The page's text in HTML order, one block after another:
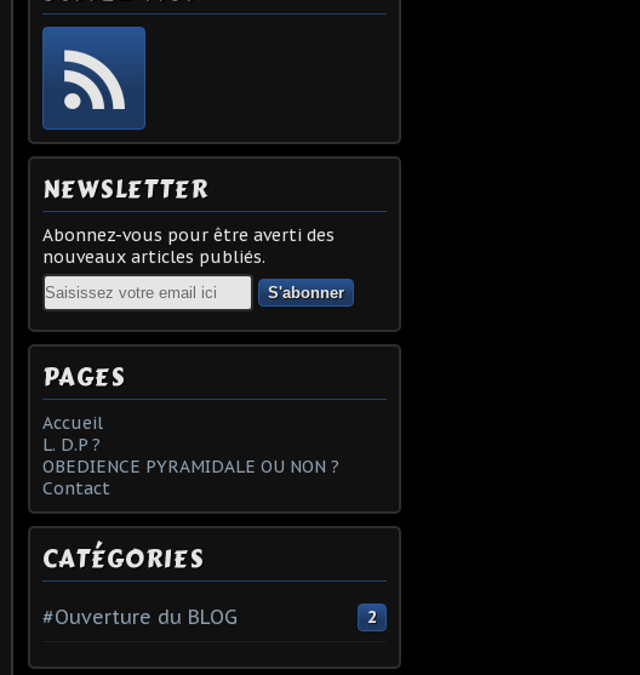
NEWSLETTER
Abonnez-vous pour être averti des
nouveaux articles publiés.
Email
PAGES
Accueil
L. D.P ?
OBEDIENCE PYRAMIDALE OU NON ?
Contact
CATÉGORIES
#Ouverture du BLOG 2